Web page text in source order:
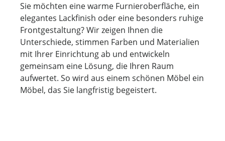
Sie möchten eine warme Furnieroberfläche, ein
elegantes Lackfinish oder eine besonders ruhige
Frontgestaltung? Wir zeigen Ihnen die
Unterschiede, stimmen Farben und Materialien
mit Ihrer Einrichtung ab und entwickeln
gemeinsam eine Lösung, die Ihren Raum
aufwertet. So wird aus einem schönen Möbel ein
Möbel, das Sie langfristig begeistert.